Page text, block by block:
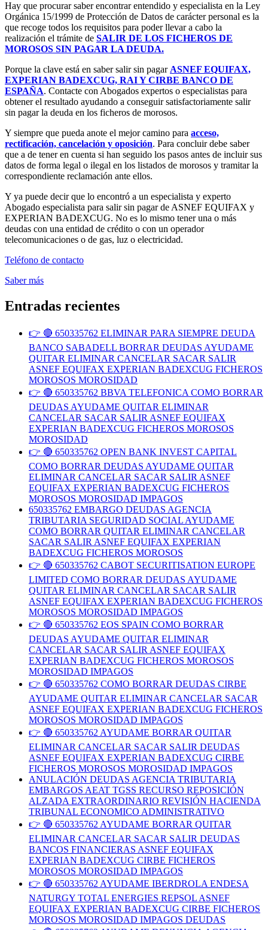
Hay que procurar saber encontrar entendido y especialista en la Ley
Orgánica 15/1999 de Protección de Datos de carácter personal es la
que recoge todos los requisitos para poder llevar a cabo la
realización el trámite de SALIR DE LOS FICHEROS DE
MOROSOS SIN PAGAR LA DEUDA.
Porque la clave está en saber salir sin pagar ASNEF EQUIFAX,
EXPERIAN BADEXCUG, RAI Y CIRBE BANCO DE
ESPAÑA. Contacte con Abogados expertos o especialistas para
obtener el resultado ayudando a conseguir satisfactoriamente salir
sin pagar la deuda en los ficheros de morosos.
Y siempre que pueda anote el mejor camino para acceso,
rectificación, cancelación y oposición. Para concluir debe saber
que a de tener en cuenta si han seguido los pasos antes de incluir sus
datos de forma legal o ilegal en los listados de morosos y tramitar la
correspondiente reclamación ante ellos.
Y ya puede decir que lo encontró a un especialista y experto
Abogado especialista para salir sin pagar de ASNEF EQUIFAX y
EXPERIAN BADEXCUG. No es lo mismo tener una o más
deudas con una entidad de crédito o con un operador
telecomunicaciones o de gas, luz o electricidad.
Teléfono de contacto
Saber más
Entradas recientes
👉 🔴 650335762 ELIMINAR PARA SIEMPRE DEUDA
BANCO SABADELL BORRAR DEUDAS AYUDAME
QUITAR ELIMINAR CANCELAR SACAR SALIR
ASNEF EQUIFAX EXPERIAN BADEXCUG FICHEROS
MOROSOS MOROSIDAD
👉 🔴 650335762 BBVA TELEFONICA COMO BORRAR
DEUDAS AYUDAME QUITAR ELIMINAR
CANCELAR SACAR SALIR ASNEF EQUIFAX
EXPERIAN BADEXCUG FICHEROS MOROSOS
MOROSIDAD
👉 🔴 650335762 OPEN BANK INVEST CAPITAL
COMO BORRAR DEUDAS AYUDAME QUITAR
ELIMINAR CANCELAR SACAR SALIR ASNEF
EQUIFAX EXPERIAN BADEXCUG FICHEROS
MOROSOS MOROSIDAD IMPAGOS
650335762 EMBARGO DEUDAS AGENCIA
TRIBUTARIA SEGURIDAD SOCIAL AYUDAME
COMO BORRAR QUITAR ELIMINAR CANCELAR
SACAR SALIR ASNEF EQUIFAX EXPERIAN
BADEXCUG FICHEROS MOROSOS
👉 🔴 650335762 CABOT SECURITISATION EUROPE
LIMITED COMO BORRAR DEUDAS AYUDAME
QUITAR ELIMINAR CANCELAR SACAR SALIR
ASNEF EQUIFAX EXPERIAN BADEXCUG FICHEROS
MOROSOS MOROSIDAD IMPAGOS
👉 🔴 650335762 EOS SPAIN COMO BORRAR
DEUDAS AYUDAME QUITAR ELIMINAR
CANCELAR SACAR SALIR ASNEF EQUIFAX
EXPERIAN BADEXCUG FICHEROS MOROSOS
MOROSIDAD IMPAGOS
👉 🔴 650335762 COMO BORRAR DEUDAS CIRBE
AYUDAME QUITAR ELIMINAR CANCELAR SACAR
ASNEF EQUIFAX EXPERIAN BADEXCUG FICHEROS
MOROSOS MOROSIDAD IMPAGOS
👉 🔴 650335762 AYUDAME BORRAR QUITAR
ELIMINAR CANCELAR SACAR SALIR DEUDAS
ASNEF EQUIFAX EXPERIAN BADEXCUG CIRBE
FICHEROS MOROSOS MOROSIDAD IMPAGOS
ANULACIÓN DEUDAS AGENCIA TRIBUTARIA
EMBARGOS AEAT TGSS RECURSO REPOSICIÓN
ALZADA EXTRAORDINARIO REVISIÓN HACIENDA
TRIBUNAL ECONOMICO ADMINISTRATIVO
👉 🔴 650335762 AYUDAME BORRAR QUITAR
ELIMINAR CANCELAR SACAR SALIR DEUDAS
BANCOS FINANCIERAS ASNEF EQUIFAX
EXPERIAN BADEXCUG CIRBE FICHEROS
MOROSOS MOROSIDAD IMPAGOS
👉 🔴 650335762 AYUDAME IBERDROLA ENDESA
NATURGY TOTAL ENERGIES REPSOL ASNEF
EQUIFAX EXPERIAN BADEXCUG CIRBE FICHEROS
MOROSOS MOROSIDAD IMPAGOS DEUDAS